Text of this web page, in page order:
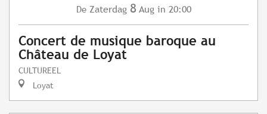
De Zaterdag 8 Aug in 20:00
Concert de musique baroque au
Château de Loyat
CULTUREEL
Loyat